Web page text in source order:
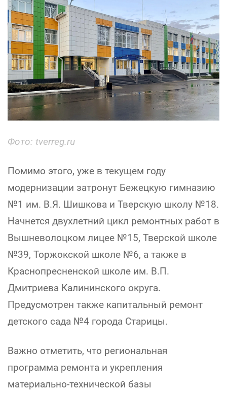
Фото: tverreg.ru
Помимо этого, уже в текущем году
модернизации затронут Бежецкую гимназию
№1 им. В.Я. Шишкова и Тверскую школу №18.
Начнется двухлетний цикл ремонтных работ в
Вышневолоцком лицее №15, Тверской школе
№39, Торжокской школе №6, а также в
Краснопресненской школе им. В.П.
Дмитриева Калининского округа.
Предусмотрен также капитальный ремонт
детского сада №4 города Старицы.
Важно отметить, что региональная
программа ремонта и укрепления
материально-технической базы